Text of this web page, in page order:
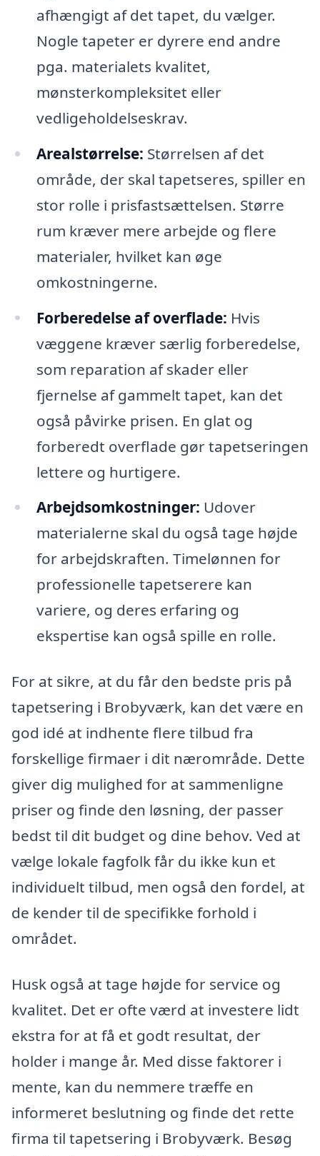
afhængigt af det tapet, du vælger.
Nogle tapeter er dyrere end andre
pga. materialets kvalitet,
mønsterkompleksitet eller
vedligeholdelseskrav.
Arealstørrelse: Størrelsen af det
område, der skal tapetseres, spiller en
stor rolle i prisfastsættelsen. Større
rum kræver mere arbejde og flere
materialer, hvilket kan øge
omkostningerne.
Forberedelse af overflade: Hvis
væggene kræver særlig forberedelse,
som reparation af skader eller
fjernelse af gammelt tapet, kan det
også påvirke prisen. En glat og
forberedt overflade gør tapetseringen
lettere og hurtigere.
Arbejdsomkostninger: Udover
materialerne skal du også tage højde
for arbejdskraften. Timelønnen for
professionelle tapetserere kan
variere, og deres erfaring og
ekspertise kan også spille en rolle.
For at sikre, at du får den bedste pris på
tapetsering i Brobyværk, kan det være en
god idé at indhente flere tilbud fra
forskellige firmaer i dit nærområde. Dette
giver dig mulighed for at sammenligne
priser og finde den løsning, der passer
bedst til dit budget og dine behov. Ved at
vælge lokale fagfolk får du ikke kun et
individuelt tilbud, men også den fordel, at
de kender til de specifikke forhold i
området.
Husk også at tage højde for service og
kvalitet. Det er ofte værd at investere lidt
ekstra for at få et godt resultat, der
holder i mange år. Med disse faktorer i
mente, kan du nemmere træffe en
informeret beslutning og finde det rette
firma til tapetsering i Brobyværk. Besøg